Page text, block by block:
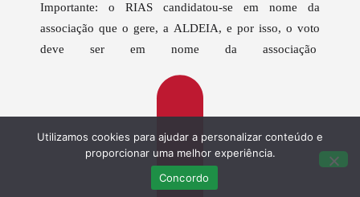
Importante: o RIAS candidatou-se em nome da
associação que o gere, a ALDEIA, e por isso, o voto
deve ser em nome da associação
Utilizamos cookies para ajudar a personalizar conteúdo e
proporcionar uma melhor experiência.
Concordo